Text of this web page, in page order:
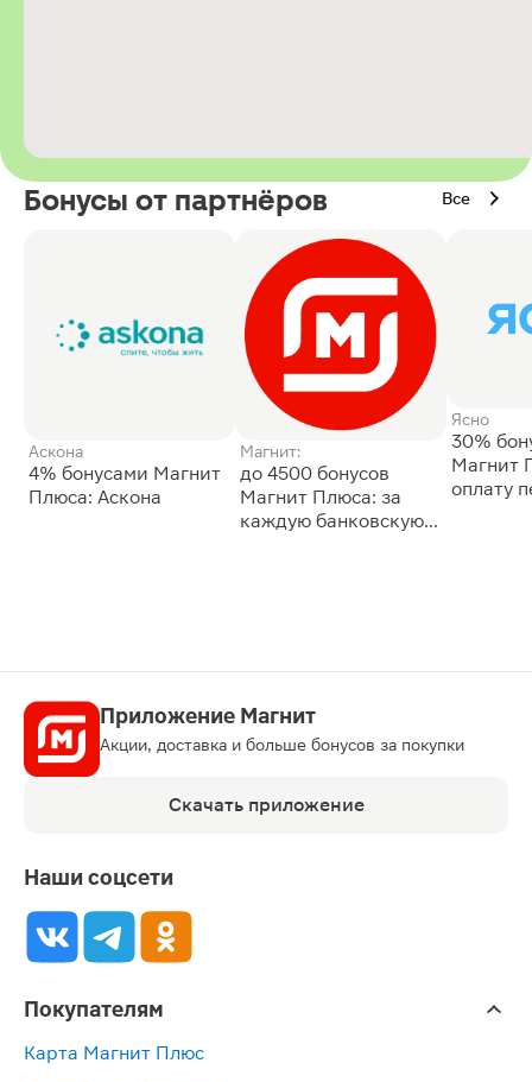
Бонусы от партнёров Все
Аскона
4% бонусами Магнит
Плюса: Аскона
Магнит:
до 4500 бонусов
Магнит Плюса: за
каждую банковскую
Ясно
30%
Магнит
оплату
Приложение Магнит
Акции, доставка и больше бонусов за покупки
Скачать приложение
Наши соцсети
Покупателям
Карта Магнит Плюс